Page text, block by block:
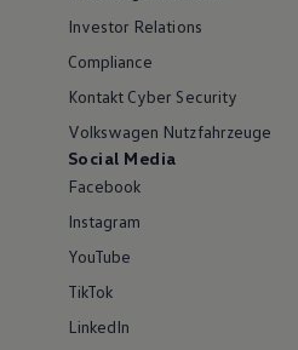
Investor Relations
Compliance
Kontakt Cyber Security
Volkswagen Nutzfahrzeuge
Social Media
Facebook
Instagram
YouTube
TikTok
LinkedIn